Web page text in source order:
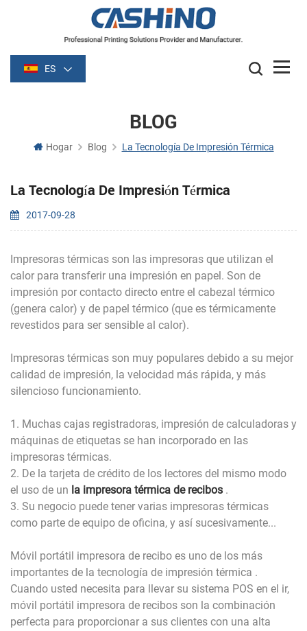
ES
BLOG
Hogar Blog La Tecnología De Impresión Térmica
La Tecnología De Impresión Térmica
2017-09-28
Impresoras térmicas son las impresoras que utilizan el
calor para transferir una impresión en papel. Son de
impresión por contacto directo entre el cabezal térmico
(genera calor) y de papel térmico (que es térmicamente
revestidos para ser sensible al calor).
Impresoras térmicas son muy populares debido a su mejor
calidad de impresión, la velocidad más rápida, y más
silencioso funcionamiento.
1. Muchas cajas registradoras, impresión de calculadoras y
máquinas de etiquetas se han incorporado en las
impresoras térmicas.
2. De la tarjeta de crédito de los lectores del mismo modo
el uso de un la impresora térmica de recibos .
3. Su negocio puede tener varias impresoras térmicas
como parte de equipo de oficina, y así sucesivamente...
Móvil portátil impresora de recibo es uno de los más
importantes de la tecnología de impresión térmica .
Cuando usted necesita para llevar su sistema POS en el ir,
móvil portátil impresora de recibos son la combinación
perfecta para proporcionar a sus clientes con una alta